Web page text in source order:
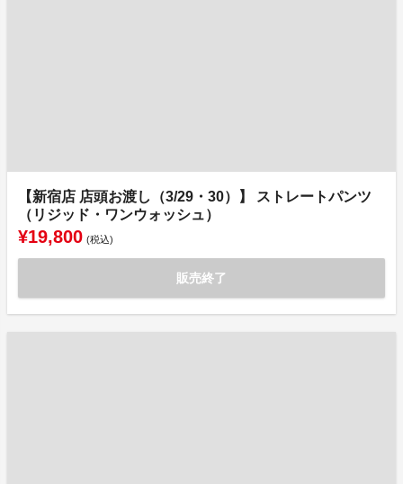
【新宿店 店頭お渡し（3/29・30）】 ストレートパンツ
（リジッド・ワンウォッシュ）
¥19,800 (税込)
販売終了